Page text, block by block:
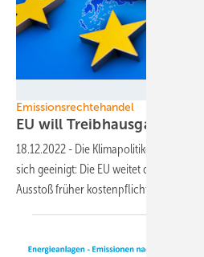
Emissionsrechtehandel
EU will Treibhausgase
18.12.2022 - Die Klimapolitiker der
sich geeinigt: Die EU weitet den
Ausstoß früher kostenpflichtig.